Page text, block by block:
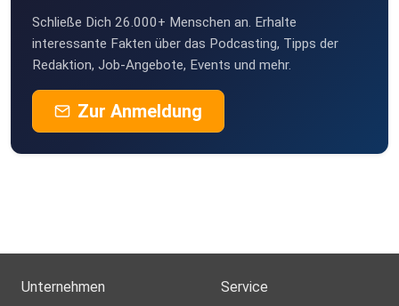
Schließe Dich 26.000+ Menschen an. Erhalte
interessante Fakten über das Podcasting, Tipps der
Redaktion, Job-Angebote, Events und mehr.
Zur Anmeldung
Unternehmen Service